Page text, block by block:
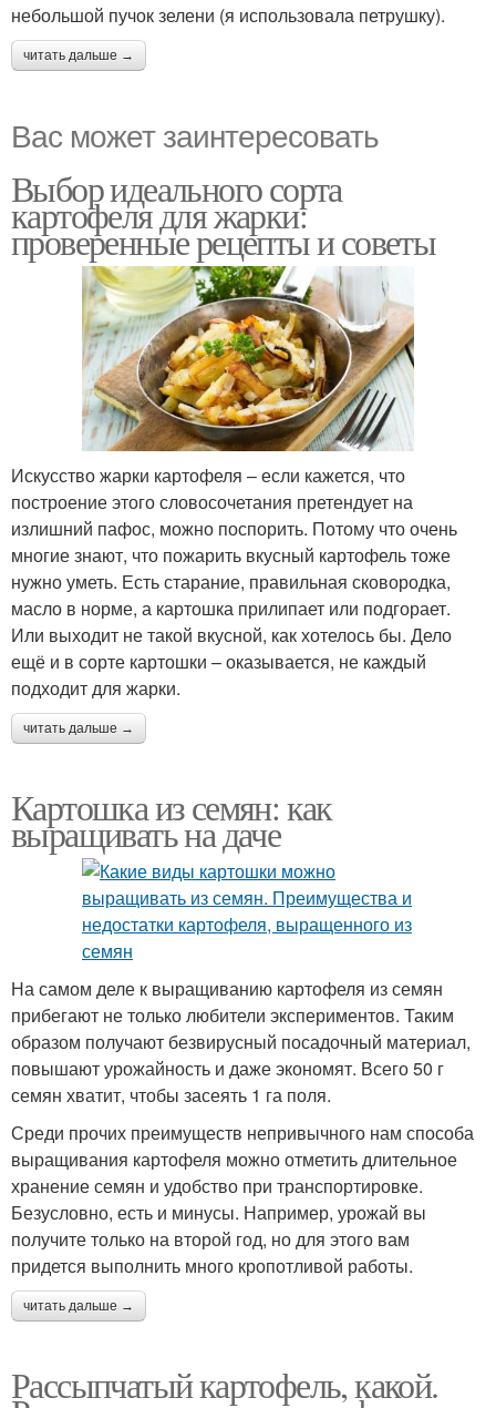
небольшой пучок зелени (я использовала петрушку).
читать дальше →
Вас может заинтересовать
Выбор идеального сорта
картофеля для жарки:
проверенные рецепты и советы
Искусство жарки картофеля – если кажется, что
построение этого словосочетания претендует на
излишний пафос, можно поспорить. Потому что очень
многие знают, что пожарить вкусный картофель тоже
нужно уметь. Есть старание, правильная сковородка,
масло в норме, а картошка прилипает или подгорает.
Или выходит не такой вкусной, как хотелось бы. Дело
ещё и в сорте картошки – оказывается, не каждый
подходит для жарки.
читать дальше →
Картошка из семян: как
выращивать на даче
На самом деле к выращиванию картофеля из семян
прибегают не только любители экспериментов. Таким
образом получают безвирусный посадочный материал,
повышают урожайность и даже экономят. Всего 50 г
семян хватит, чтобы засеять 1 га поля.
Среди прочих преимуществ непривычного нам способа
выращивания картофеля можно отметить длительное
хранение семян и удобство при транспортировке.
Безусловно, есть и минусы. Например, урожай вы
получите только на второй год, но для этого вам
придется выполнить много кропотливой работы.
читать дальше →
Рассыпчатый картофель, какой.